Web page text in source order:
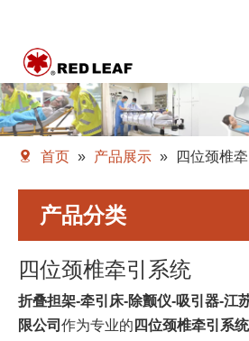
首页 » 产品展示 » 四位颈椎
产品分类
四位颈椎牵引系统
折叠担架-牵引床-除颤仪-吸引器-江
限公司 作为专业的 四位颈椎牵引系统